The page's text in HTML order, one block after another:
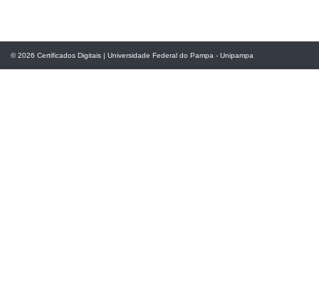
© 2026 Certificados Digitais | Universidade Federal do Pampa - Unipampa